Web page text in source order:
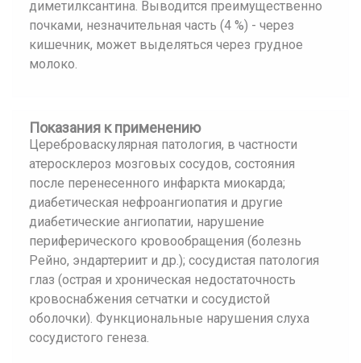
диметилксантина. Выводится преимущественно
почками, незначительная часть (4 %) - через
кишечник, может выделяться через грудное
молоко.
Показания к применению
Цереброваскулярная патология, в частности
атеросклероз мозговых сосудов, состояния
после перенесенного инфаркта миокарда;
диабетическая нефроангиопатия и другие
диабетические ангиопатии, нарушение
периферического кровообращения (болезнь
Рейно, эндартериит и др.); сосудистая патология
глаз (острая и хроническая недостаточность
кровоснабжения сетчатки и сосудистой
оболочки). Функциональные нарушения слуха
сосудистого генеза.